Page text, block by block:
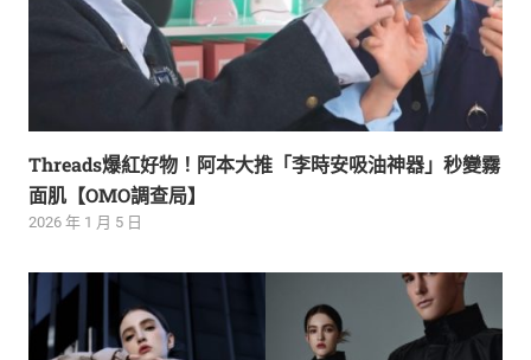
Threads爆紅好物！阿本大推「李時安吸油神器」秒變霧
面肌【OMO調查局】
2026 年 1 月 5 日